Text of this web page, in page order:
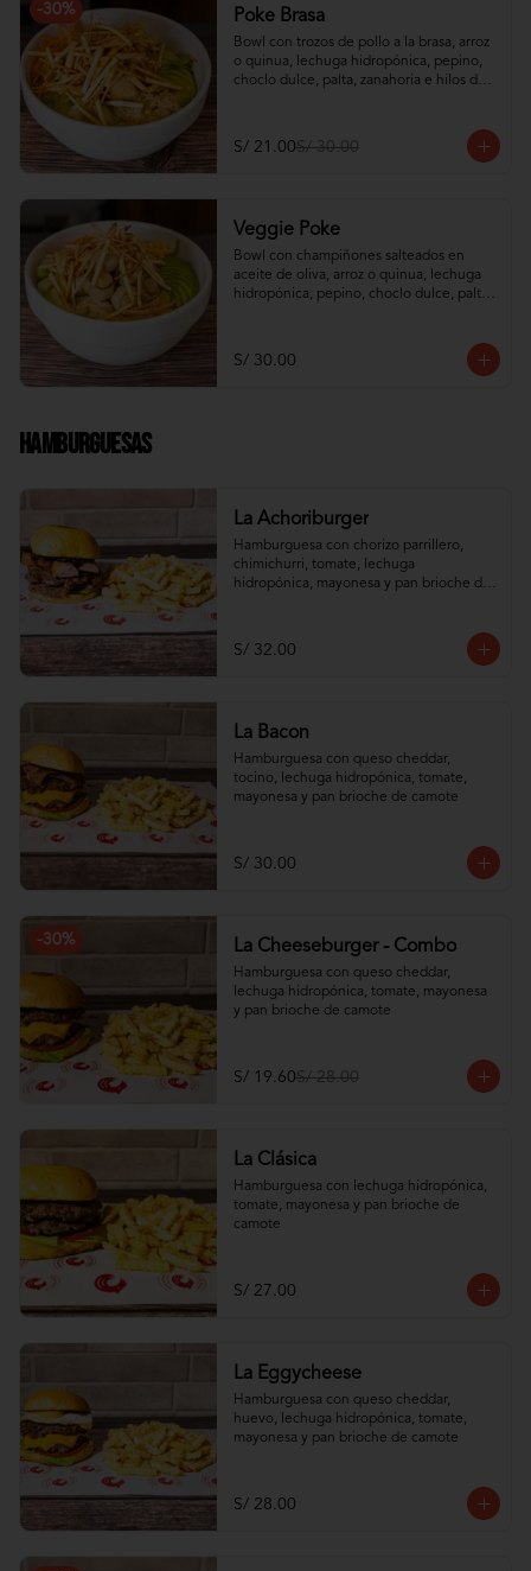
-30% Poke Brasa
Bowl con trozos de pollo a la brasa, arroz
o quinua, lechuga hidropónica, pepino,
choclo dulce, palta, zanahoria e hilos de
S/ 21.00S/ 30.00
Veggie Poke
Bowl con champiñones salteados en
aceite de oliva, arroz o quinua, lechuga
hidropónica, pepino, choclo dulce, palta,
S/ 30.00
Hamburguesas
La Achoriburger
Hamburguesa con chorizo parrillero,
chimichurri, tomate, lechuga
hidropónica, mayonesa y pan brioche de
S/ 32.00
La Bacon
Hamburguesa con queso cheddar,
tocino, lechuga hidropónica, tomate,
mayonesa y pan brioche de camote
S/ 30.00
-30% La Cheeseburger - Combo
Hamburguesa con queso cheddar,
lechuga hidropónica, tomate, mayonesa
y pan brioche de camote
S/ 19.60S/ 28.00
La Clásica
Hamburguesa con lechuga hidropónica,
tomate, mayonesa y pan brioche de
camote
S/ 27.00
La Eggycheese
Hamburguesa con queso cheddar,
huevo, lechuga hidropónica, tomate,
mayonesa y pan brioche de camote
S/ 28.00